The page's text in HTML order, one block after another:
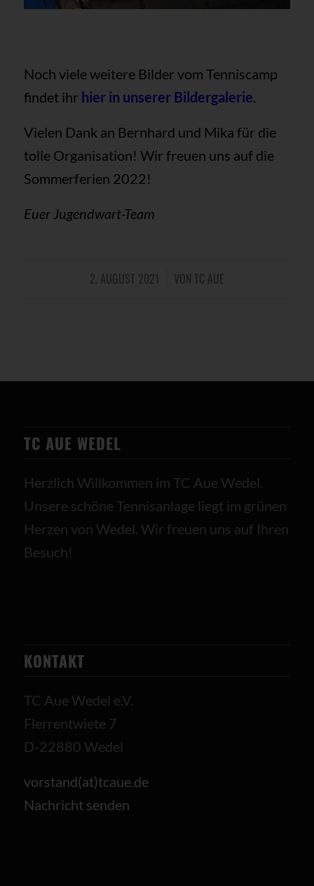
Noch viele weitere Bilder vom Tenniscamp
findet ihr hier in unserer Bildergalerie.
Vielen Dank an Bernhard und Mika für die
tolle Organisation! Wir freuen uns auf die
Sommerferien 2022!
Euer Jugendwart-Team
2. AUGUST 2021
/ VON TC AUE
TC AUE WEDEL
Herzlich Willkommen im TC Aue Wedel.
Unsere schöne Tennisanlage liegt im grünen
Herzen von Wedel. Wir freuen uns auf Ihren
Besuch!
KONTAKT
TC Aue Wedel e.V.
Flerrentwiete 7
D-22880 Wedel
vorstand(at)tcaue.de
Nachricht senden